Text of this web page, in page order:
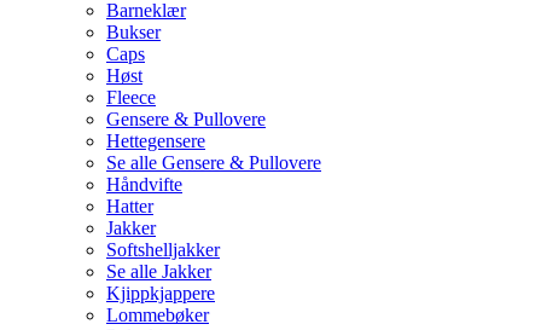
Barneklær
Bukser
Caps
Høst
Fleece
Gensere & Pullovere
Hettegensere
Se alle Gensere & Pullovere
Håndvifte
Hatter
Jakker
Softshelljakker
Se alle Jakker
Kjippkjappere
Lommebøker